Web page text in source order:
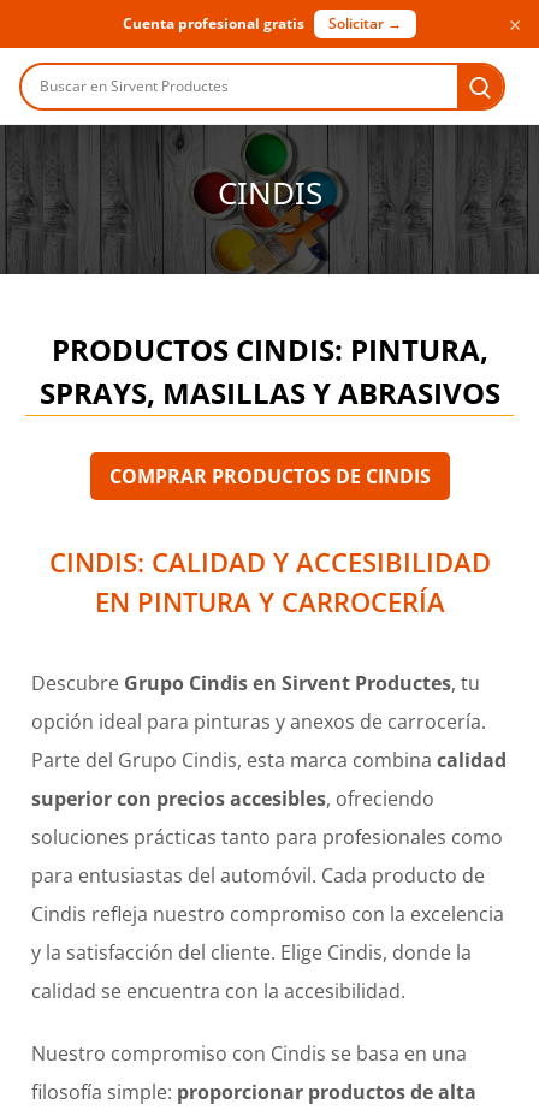
Cuenta profesional gratis Solicitar → ×
Buscar en Sirvent Productes
CINDIS
PRODUCTOS CINDIS: PINTURA,
SPRAYS, MASILLAS Y ABRASIVOS
COMPRAR PRODUCTOS DE CINDIS
CINDIS: CALIDAD Y ACCESIBILIDAD
EN PINTURA Y CARROCERÍA
Descubre Grupo Cindis en Sirvent Productes, tu
opción ideal para pinturas y anexos de carrocería.
Parte del Grupo Cindis, esta marca combina calidad
superior con precios accesibles, ofreciendo
soluciones prácticas tanto para profesionales como
para entusiastas del automóvil. Cada producto de
Cindis refleja nuestro compromiso con la excelencia
y la satisfacción del cliente. Elige Cindis, donde la
calidad se encuentra con la accesibilidad.
Nuestro compromiso con Cindis se basa en una
filosofía simple: proporcionar productos de alta